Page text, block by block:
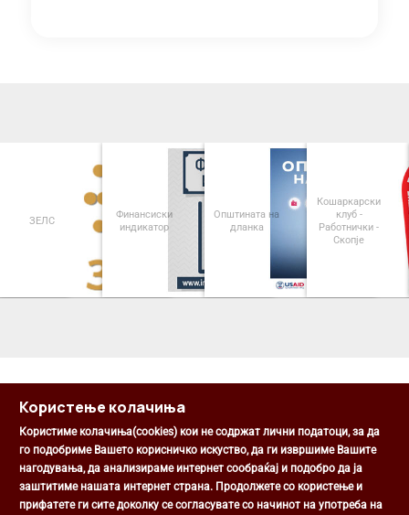
ЗЕЛС
Финансиски
индикатор
Општината на
дланка
Кошаркарски
клуб -
Работнички -
Скопје
Општина Центар
Михаил Цоков бр. 1, Скопје
Користење колачиња
Користиме колачиња(cookies) кои не содржат лични податоци, за да
го подобриме Вашето корисничко искуство, да ги извршиме Вашите
нагодувања, да анализираме интернет сообраќај и подобро да ја
заштитиме нашата интернет страна. Продолжете со користење и
прифатете ги сите доколку се согласувате со начинот на употреба на